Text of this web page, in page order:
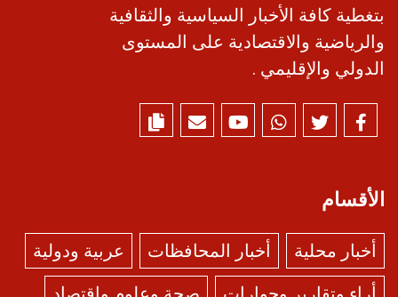
بتغطية كافة الأخبار السياسية والثقافية
والرياضية والاقتصادية على المستوى
الدولي والإقليمي .
الأقسام
أخبار محلية أخبار المحافظات
عربية ودولية